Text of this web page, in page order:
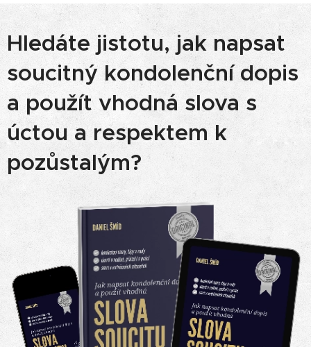
Hledáte jistotu, jak napsat
soucitný kondolenční dopis
a použít vhodná slova s
úctou a respektem k
pozůstalým?